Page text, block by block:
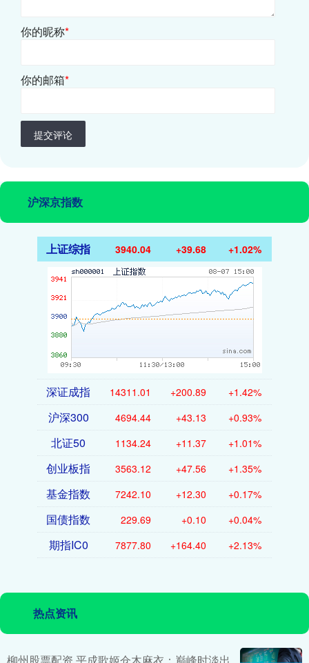
你的昵称*
你的邮箱*
提交评论
沪深京指数
上证综指 3940.04 +39.68 +1.02%
深证成指 14311.01 +200.89 +1.42%
沪深300 4694.44 +43.13 +0.93%
北证50 1134.24 +11.37 +1.01%
创业板指 3563.12 +47.56 +1.35%
基金指数 7242.10 +12.30 +0.17%
国债指数 229.69 +0.10 +0.04%
期指IC0 7877.80 +164.40 +2.13%
热点资讯
柳州股票配资 平成歌姬仓木麻衣：巅峰时淡出